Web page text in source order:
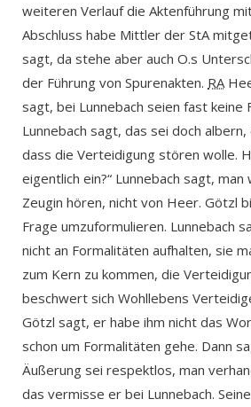
weiteren Verlauf die Aktenführung
Abschluss habe Mittler der StA
sagt, da stehe aber auch O.s
der Führung von Spurenakten. RA
sagt, bei Lunnebach seien fast keine
Lunnebach sagt, das sei doch
dass die Verteidigung stören wolle.
eigentlich ein?“ Lunnebach sagt,
Zeugin hören, nicht von Heer. Götzl
Frage umzuformulieren. Lunnebach
nicht an Formalitäten aufhalten, sie
zum Kern zu kommen, die
beschwert sich Wohllebens
Götzl sagt, er habe ihm nicht das
schon um Formalitäten gehe. Dann
Äußerung sei respektlos, man
das vermisse er bei Lunnebach.